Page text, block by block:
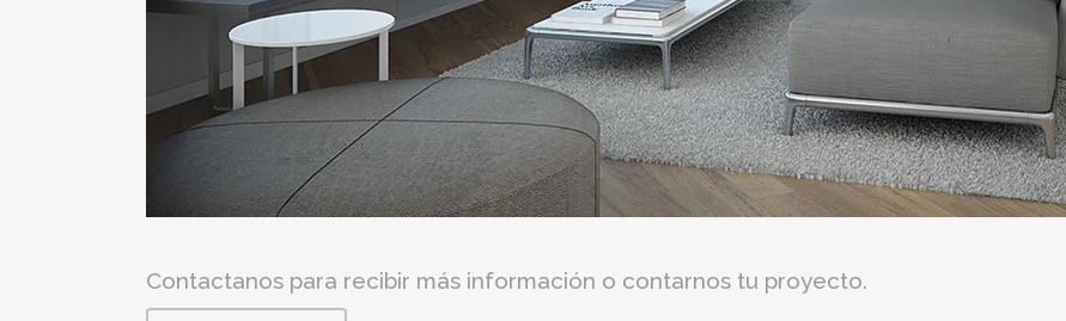
Contactanos para recibir más información o contarnos tu proyecto.